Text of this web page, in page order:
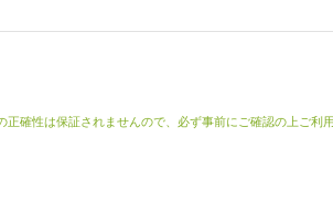
確性は保証されませんので、必ず事前にご確認の上ご利用